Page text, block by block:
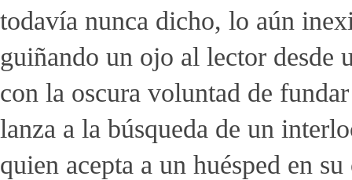
todavía nunca dicho, lo aún
guiñando un ojo al lector desde
con la oscura voluntad de
lanza a la búsqueda de un
quien acepta a un huésped en su